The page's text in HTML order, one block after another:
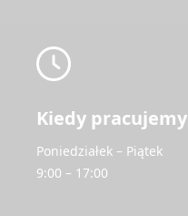
Kiedy pracujemy
Poniedziałek – Piątek
9:00 – 17:00